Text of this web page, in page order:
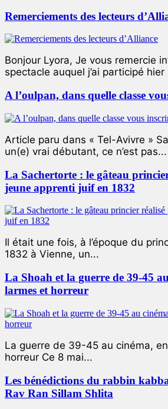
Remerciements des lecteurs
Bonjour Lyora, Je vous remercie
spectacle auquel j’ai participé hier
A l’oulpan, dans quelle classe
Article paru dans « Tel-Avivre »
un(e) vrai débutant, ce n’est pas...
La Sachertorte : le gâteau
jeune apprenti juif en 1832
Il était une fois, à l’époque du
1832 à Vienne, un...
La Shoah et la guerre de 39-45
larmes et horreur
La guerre de 39-45 au cinéma,
horreur Ce 8 mai...
Les bénédictions du rabbin
Rav Ran Sillam Shlita